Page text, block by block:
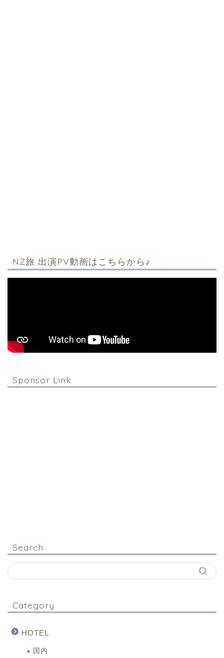
NZ旅 出演PV動画はこちらから♪
Sponsor Link
Search
Category
HOTEL
国内